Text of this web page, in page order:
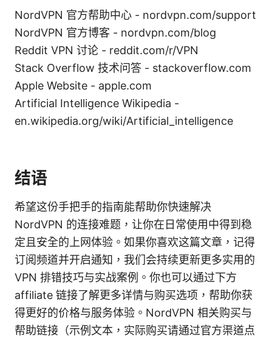
NordVPN 官方帮助中心 - nordvpn.com/support
NordVPN 官方博客 - nordvpn.com/blog
Reddit VPN 讨论 - reddit.com/r/VPN
Stack Overflow 技术问答 - stackoverflow.com
Apple Website - apple.com
Artificial Intelligence Wikipedia -
en.wikipedia.org/wiki/Artificial_intelligence
结语
希望这份手把手的指南能帮助你快速解决
NordVPN 的连接难题，让你在日常使用中得到稳
定且安全的上网体验。如果你喜欢这篇文章，记得
订阅频道并开启通知，我们会持续更新更多实用的
VPN 排错技巧与实战案例。你也可以通过下方
affiliate 链接了解更多详情与购买选项，帮助你获
得更好的价格与服务体验。NordVPN 相关购买与
帮助链接（示例文本，实际购买请通过官方渠道点